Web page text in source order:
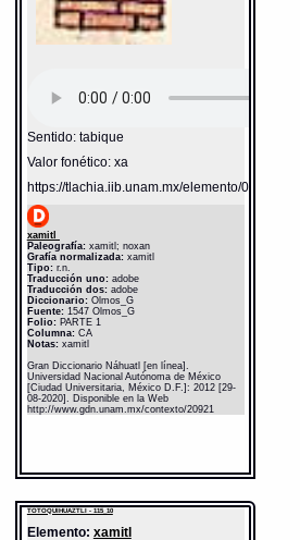
Sentido: tabique
Valor fonético: xa
https://tlachia.iib.unam.mx/elemento/05.01.11
xamitl
Paleografía:xamitl; noxan
Grafía normalizada:xamitl
Tipo:r.n.
Traducción uno:adobe
Traducción dos:adobe
Diccionario: Olmos_G
Fuente:1547 Olmos_G
Folio:PARTE 1
Columna:CA
Notas:xamitl
Gran Diccionario Náhuatl [en línea].
Universidad Nacional Autónoma de México
[Ciudad Universitaria, México D.F.]: 2012 [29-
08-2020]. Disponible en la Web
http://www.gdn.unam.mx/contexto/20921
TOTOQUIHUAZTLI - 115_10
Elemento: xamitl